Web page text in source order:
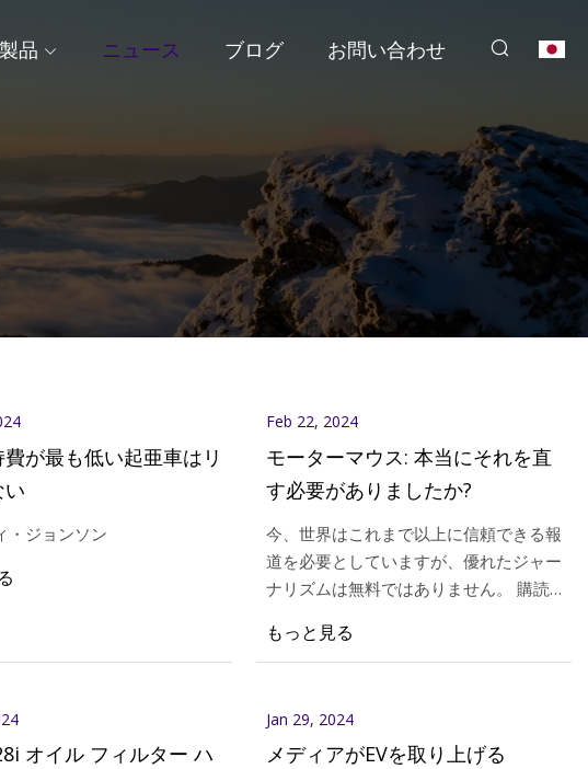
製品 ニュース ブログ お問い合わせ
のオーナー、エンジン停止に不
が最も低い起亜車はリ
い
・ジョンソン
Feb 22, 2024
モーターマウス: 本当にそれを直
す必要がありましたか?
今、世界はこれまで以上に信頼できる報
道を必要としていますが、優れたジャー
ナリズムは無料ではありません。 購読
トーを適切に設定すると、タイヤの寿命
もっと見る
オイル フィルター ハ
Jan 29, 2024
メディアがEVを取り上げる